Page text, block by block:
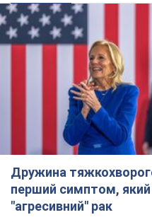
Дружина
перший симптом, який
"агресивний" рак